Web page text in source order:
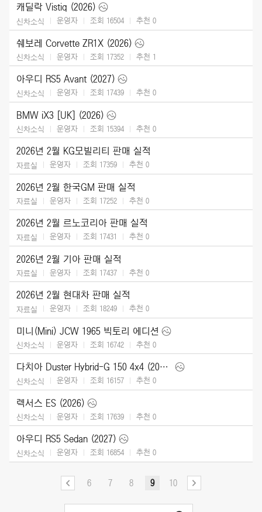
캐딜락 Vistiq (2026)
신차소식 운영자 조회 16504 추천 0
쉐보레 Corvette ZR1X (2026)
신차소식 운영자 조회 17352 추천 1
아우디 RS5 Avant (2027)
신차소식 운영자 조회 17439 추천 0
BMW iX3 [UK] (2026)
신차소식 운영자 조회 15394 추천 0
2026년 2월 KG모빌리티 판매 실적
자료실 운영자 조회 17359 추천 0
2026년 2월 한국GM 판매 실적
자료실 운영자 조회 17252 추천 0
2026년 2월 르노코리아 판매 실적
자료실 운영자 조회 17431 추천 0
2026년 2월 기아 판매 실적
자료실 운영자 조회 17437 추천 0
2026년 2월 현대차 판매 실적
자료실 운영자 조회 18249 추천 0
미니(Mini) JCW 1965 빅토리 에디션
신차소식 운영자 조회 16742 추천 0
다치아 Duster Hybrid-G 150 4x4 (2026)
신차소식 운영자 조회 16157 추천 0
렉서스 ES (2026)
신차소식 운영자 조회 17639 추천 0
아우디 RS5 Sedan (2027)
신차소식 운영자 조회 16854 추천 0
6 7 8 9 10